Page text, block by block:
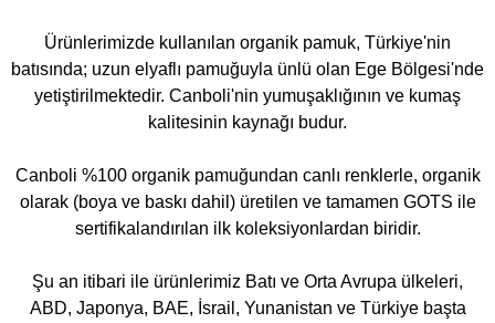
Ürünlerimizde kullanılan organik pamuk, Türkiye'nin
batısında; uzun elyaflı pamuğuyla ünlü olan Ege Bölgesi'nde
yetiştirilmektedir. Canboli'nin yumuşaklığının ve kumaş
kalitesinin kaynağı budur.
Canboli %100 organik pamuğundan canlı renklerle, organik
olarak (boya ve baskı dahil) üretilen ve tamamen GOTS ile
sertifikalandırılan ilk koleksiyonlardan biridir.
Şu an itibari ile ürünlerimiz Batı ve Orta Avrupa ülkeleri,
ABD, Japonya, BAE, İsrail, Yunanistan ve Türkiye başta